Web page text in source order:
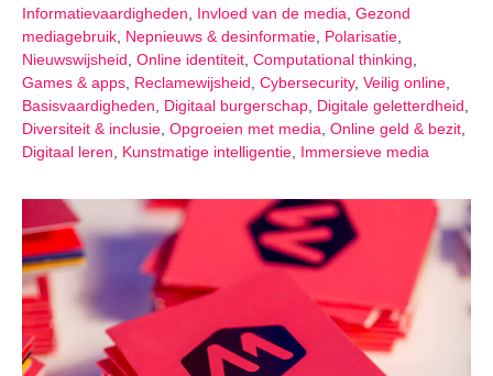
Informatievaardigheden
Invloed van de media Gezond
mediagebruik Nepnieuws & desinformatie Polarisatie
Nieuwswijsheid Online identiteit Computational thinking
Games & apps Reclamewijsheid Cybersecurity, Veilig online
Basisvaardigheden
Digitaal burgerschap Digitale geletterdheid
Diversiteit & inclusie Opgroeien met media Online geld & bezit
Digitaal leren
Kunstmatige intelligentie Immersieve media